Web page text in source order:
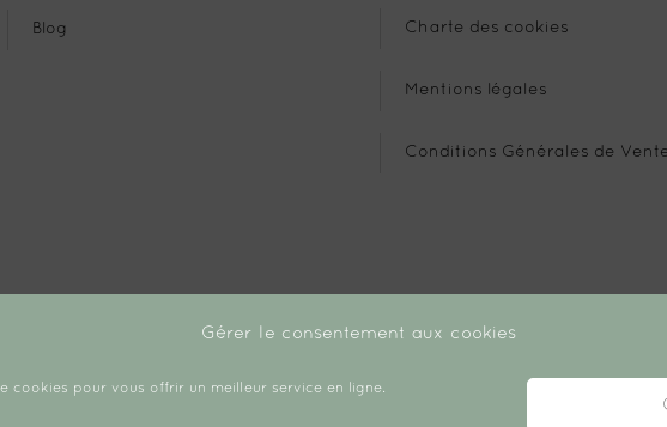
Gérer le consentement aux cookies
cookies pour vous offrir un meilleur service en ligne.
Blog Charte des cookies
Mentions légales
Conditions Générales de Vente